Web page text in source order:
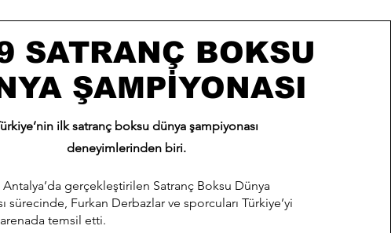
SATRANÇ BOKSU
ŞAMPİYONASI
ilk satranç boksu dünya şampiyonası
deneyimlerinden biri.
Antalya’da gerçekleştirilen Satranç Boksu Dünya
sürecinde, Furkan Derbazlar ve sporcuları Türkiye’yi
arenada temsil etti.